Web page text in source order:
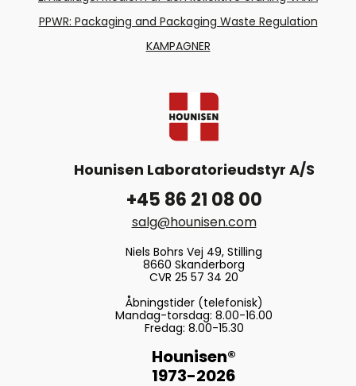
PPWR: Packaging and Packaging Waste Regulation
KAMPAGNER
Hounisen Laboratorieudstyr A/S
+45 86 21 08 00
salg@hounisen.com
Niels Bohrs Vej 49, Stilling
8660 Skanderborg
CVR 25 57 34 20
Åbningstider (telefonisk)
Mandag-torsdag: 8.00-16.00
Fredag: 8.00-15.30
Hounisen®
1973-2026